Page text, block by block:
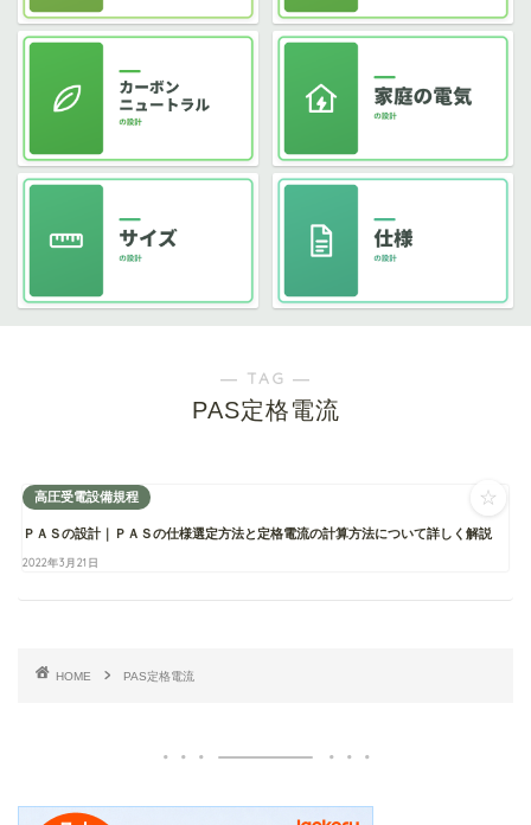
― TAG ―
PAS定格電流
高圧受電設備規程
ＰＡＳの設計｜ＰＡＳの仕様選定方法と定格電流の計算方法について詳しく解説
2022年3月21日
☆
HOME PAS定格電流